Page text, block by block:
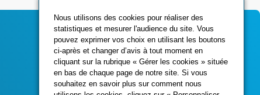
Contactez-nous
Nous utilisons des cookies pour réaliser des
statistiques et mesurer l'audience du site. Vous
pouvez exprimer vos choix en utilisant les boutons
ci-après et changer d’avis à tout moment en
cliquant sur la rubrique « Gérer les cookies » située
en bas de chaque page de notre site. Si vous
souhaitez en savoir plus sur comment nous